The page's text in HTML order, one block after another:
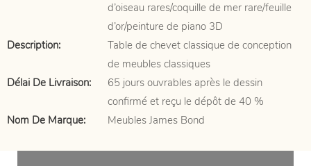
d’oiseau rares/coquille de mer rare/feuille
d’or/peinture de piano 3D
Description:
Table de chevet classique de conception
de meubles classiques
Délai De Livraison:
65 jours ouvrables après le dessin
confirmé et reçu le dépôt de 40 %
Nom De Marque:
Meubles James Bond